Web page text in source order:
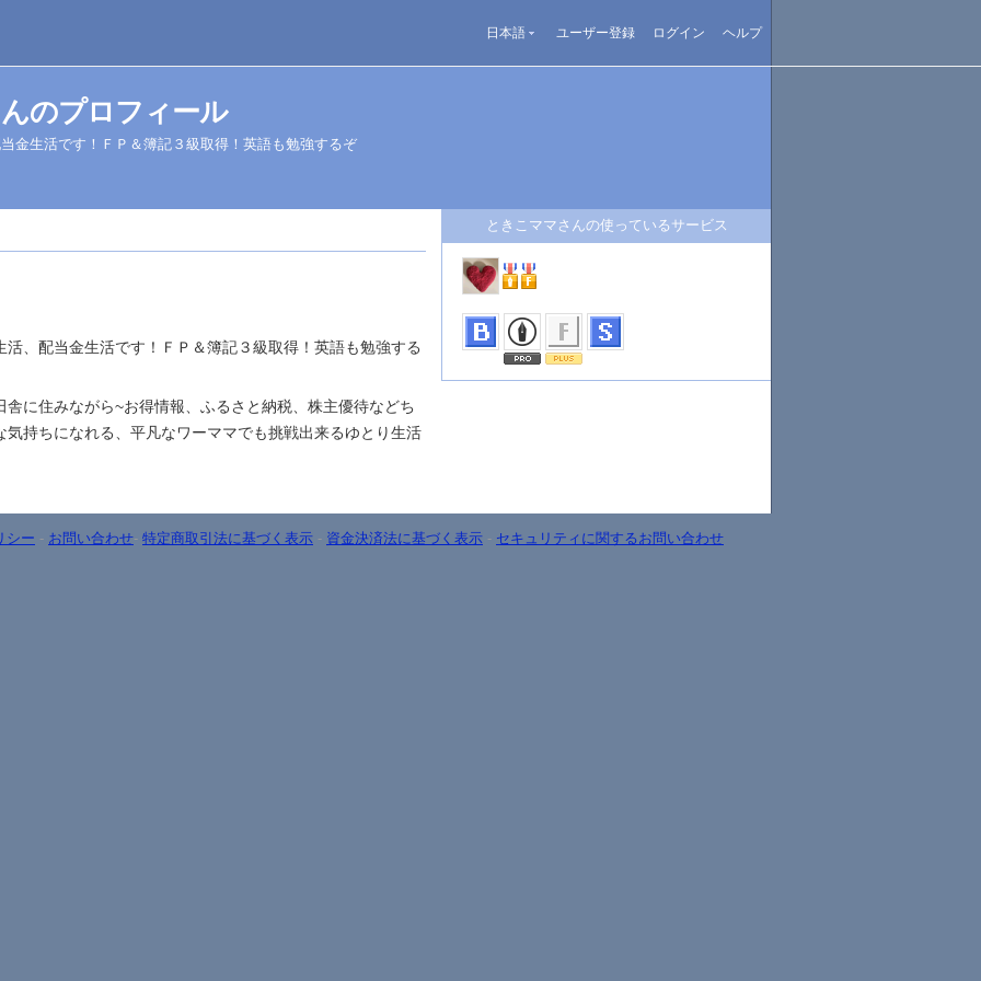
日本語 ユーザー登録 ログイン ヘルプ
のプロフィール
金生活です！ＦＰ＆簿記３級取得！英語も勉強するぞ
活、配当金生活です！ＦＰ＆簿記３級取得！英語も勉強する
舎に住みながら~お得情報、ふるさと納税、株主優待などち
気持ちになれる、平凡なワーママでも挑戦出来るゆとり生活
ときこママさんの使っているサービス
シー - お問い合わせ- 特定商取引法に基づく表示 - 資金決済法に基づく表示 - セキュリティに関するお問い合わせ